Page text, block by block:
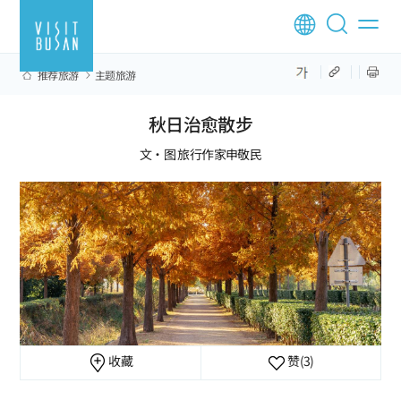
推荐旅游 主题旅游
秋日治愈散步
文·图 旅行作家申敬民
收藏 赞(3)